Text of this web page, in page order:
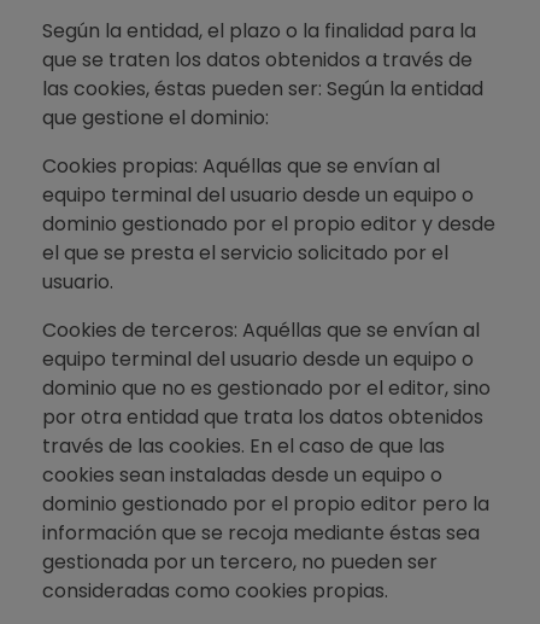
Según la entidad, el plazo o la finalidad para la
que se traten los datos obtenidos a través de
las cookies, éstas pueden ser: Según la entidad
que gestione el dominio:
Cookies propias: Aquéllas que se envían al
equipo terminal del usuario desde un equipo o
dominio gestionado por el propio editor y desde
el que se presta el servicio solicitado por el
usuario.
Cookies de terceros: Aquéllas que se envían al
equipo terminal del usuario desde un equipo o
dominio que no es gestionado por el editor, sino
por otra entidad que trata los datos obtenidos
través de las cookies. En el caso de que las
cookies sean instaladas desde un equipo o
dominio gestionado por el propio editor pero la
información que se recoja mediante éstas sea
gestionada por un tercero, no pueden ser
consideradas como cookies propias.